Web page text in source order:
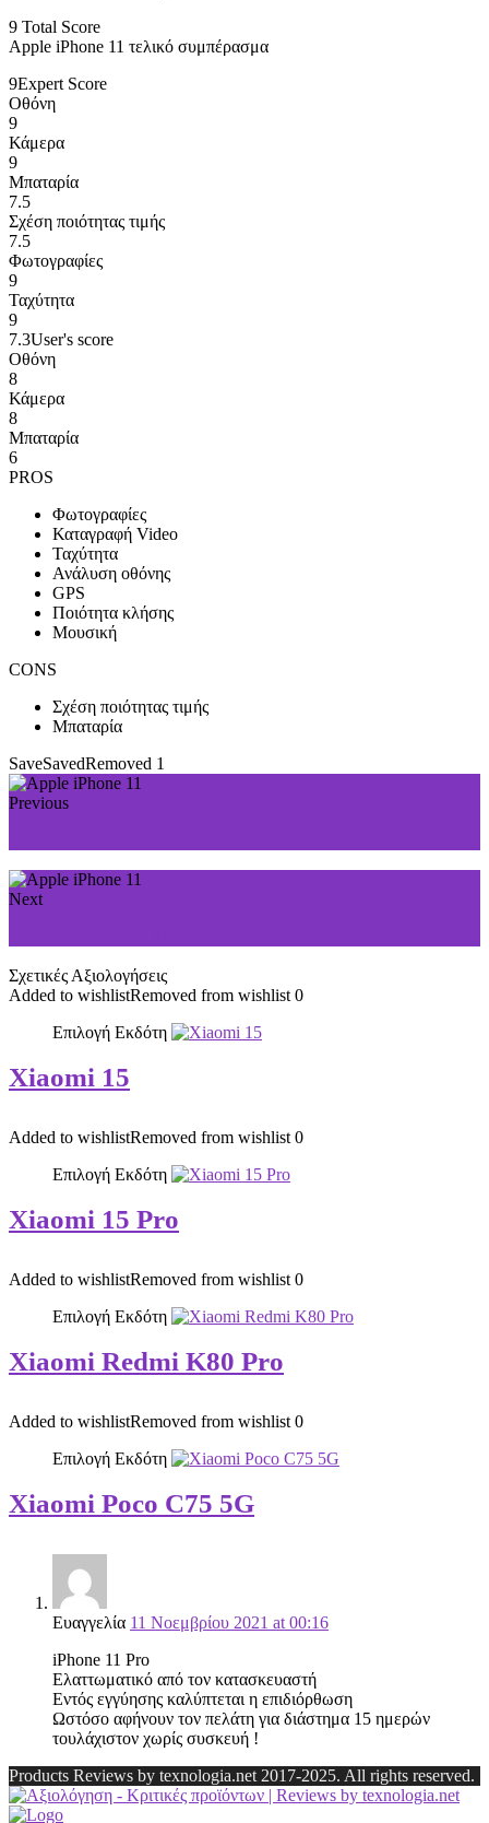
9 Total Score
Apple iPhone 11 τελικό συμπέρασμα
9Expert Score
Οθόνη
9
Κάμερα
9
Μπαταρία
7.5
Σχέση ποιότητας τιμής
7.5
Φωτογραφίες
9
Ταχύτητα
9
7.3User's score
Οθόνη
8
Κάμερα
8
Μπαταρία
6
PROS
Φωτογραφίες
Καταγραφή Video
Ταχύτητα
Ανάλυση οθόνης
GPS
Ποιότητα κλήσης
Μουσική
CONS
Σχέση ποιότητας τιμής
Μπαταρία
SaveSavedRemoved 1
Previous
Next
Σχετικές Αξιολογήσεις
Added to wishlistRemoved from wishlist 0
Επιλογή Εκδότη
Xiaomi 15
Added to wishlistRemoved from wishlist 0
Επιλογή Εκδότη
Xiaomi 15 Pro
Added to wishlistRemoved from wishlist 0
Επιλογή Εκδότη
Xiaomi Redmi K80 Pro
Added to wishlistRemoved from wishlist 0
Επιλογή Εκδότη
Xiaomi Poco C75 5G
Ευαγγελία 11 Νοεμβρίου 2021 at 00:16
iPhone 11 Pro
Ελαττωματικό από τον κατασκευαστή
Εντός εγγύησης καλύπτεται η επιδιόρθωση
Ωστόσο αφήνουν τον πελάτη για διάστημα 15 ημερών
τουλάχιστον χωρίς συσκευή !
Products Reviews by texnologia.net 2017-2025. All rights reserved.